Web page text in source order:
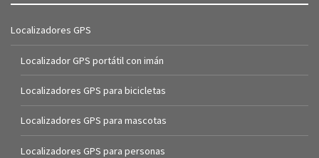
Localizadores GPS
Localizador GPS portátil con imán
Localizadores GPS para bicicletas
Localizadores GPS para mascotas
Localizadores GPS para personas